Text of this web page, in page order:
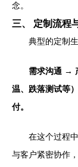
念。
三、 定制流程
典型的定制
需求沟通 →
温、跌落测试等
付。
在这个过程
与客户紧密协作